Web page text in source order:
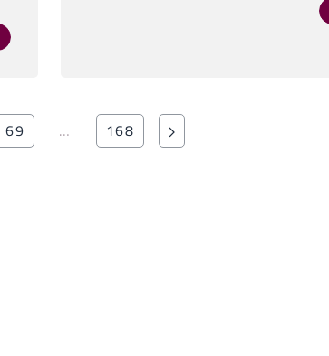
69 … 168